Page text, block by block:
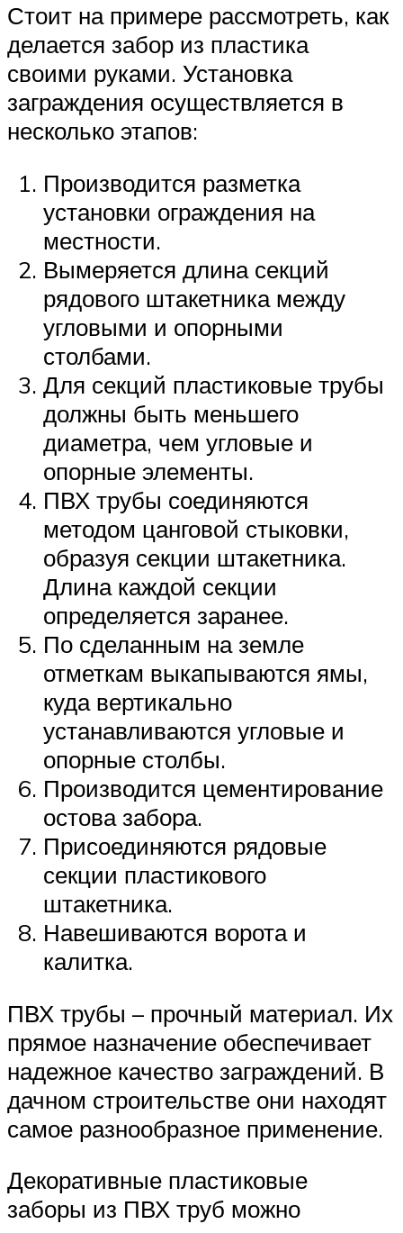
Стоит на примере рассмотреть, как
делается забор из пластика
своими руками. Установка
заграждения осуществляется в
несколько этапов:
Производится разметка
установки ограждения на
местности.
Вымеряется длина секций
рядового штакетника между
угловыми и опорными
столбами.
Для секций пластиковые трубы
должны быть меньшего
диаметра, чем угловые и
опорные элементы.
ПВХ трубы соединяются
методом цанговой стыковки,
образуя секции штакетника.
Длина каждой секции
определяется заранее.
По сделанным на земле
отметкам выкапываются ямы,
куда вертикально
устанавливаются угловые и
опорные столбы.
Производится цементирование
остова забора.
Присоединяются рядовые
секции пластикового
штакетника.
Навешиваются ворота и
калитка.
ПВХ трубы – прочный материал. Их
прямое назначение обеспечивает
надежное качество заграждений. В
дачном строительстве они находят
самое разнообразное применение.
Декоративные пластиковые
заборы из ПВХ труб можно